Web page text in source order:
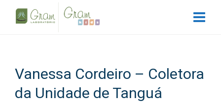
Vanessa Cordeiro – Coletora
da Unidade de Tanguá